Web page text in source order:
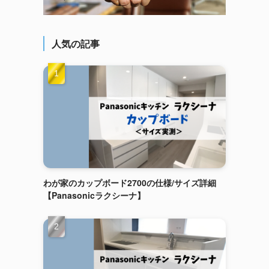
人気の記事
わが家のカップボード2700の仕様/サイズ詳細
【Panasonicラクシーナ】